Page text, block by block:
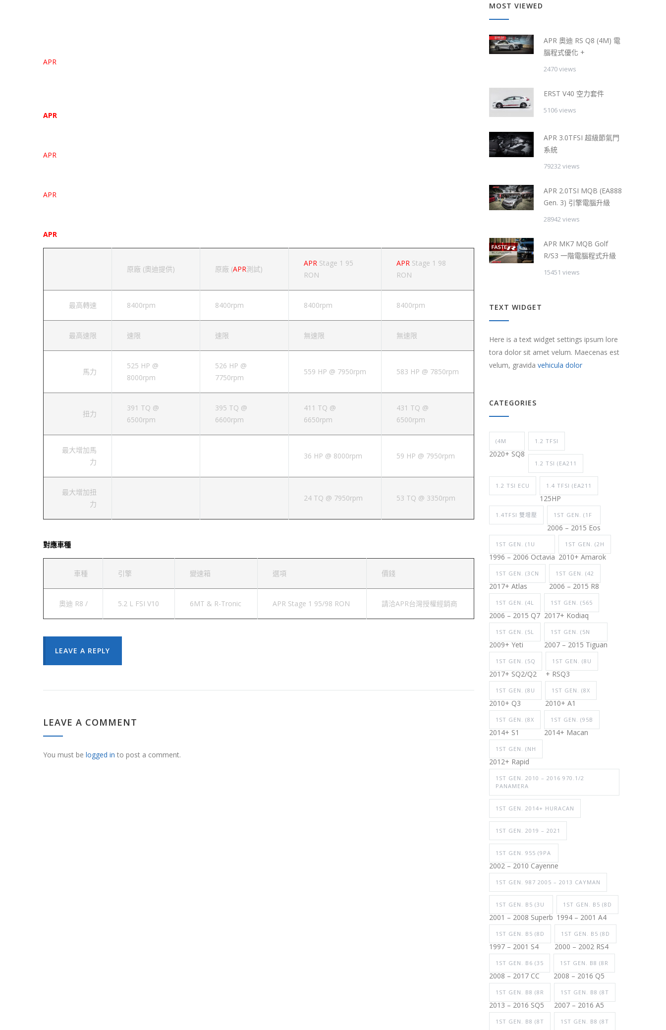
APR
APR
APR
APR
APR
原廠 (奧迪提供) 原廠 (APR測試)
APR Stage 1 95
RON
APR Stage 1 98
RON
最高轉速 8400rpm 8400rpm 8400rpm 8400rpm
最高速限 速限 速限 無速限 無速限
馬力
525 HP @
8000rpm
526 HP @
7750rpm
559 HP @ 7950rpm 583 HP @ 7850rpm
扭力
391 TQ @
6500rpm
395 TQ @
6600rpm
411 TQ @
6650rpm
431 TQ @
6500rpm
最大增加馬
力
36 HP @ 8000rpm 59 HP @ 7950rpm
最大增加扭
力
24 TQ @ 7950rpm 53 TQ @ 3350rpm
對應車種
車種 引擎 變速箱 選項 價錢
奧迪 R8 / 5.2 L FSI V10 6MT & R-Tronic APR Stage 1 95/98 RON 請洽APR台灣授權經銷商
LEAVE A REPLY
LEAVE A COMMENT
You must be logged in to post a comment.
MOST VIEWED
APR 奧迪 RS Q8 (4M) 電
腦程式優化 +
2470 views
ERST V40 空力套件
5106 views
APR 3.0TFSI 超級節氣門
系統
79232 views
APR 2.0TSI MQB (EA888
Gen. 3) 引擎電腦升級
28942 views
APR MK7 MQB Golf
R/S3 一階電腦程式升級
15451 views
TEXT WIDGET
Here is a text widget settings ipsum lore
tora dolor sit amet velum. Maecenas est
velum, gravida vehicula dolor
CATEGORIES
(4M
2020+ SQ8
1.2 TFSI
1.2 TSI (EA211
1.2 TSI ECU 1.4 TFSI (EA211
125HP
1.4TFSI 雙增壓 1ST GEN. (1F
2006 – 2015 Eos
1ST GEN. (1U
1996 – 2006 Octavia
1ST GEN. (2H
2010+ Amarok
1ST GEN. (3CN
2017+ Atlas
1ST GEN. (42
2006 – 2015 R8
1ST GEN. (4L
2006 – 2015 Q7
1ST GEN. (565
2017+ Kodiaq
1ST GEN. (5L
2009+ Yeti
1ST GEN. (5N
2007 – 2015 Tiguan
1ST GEN. (5Q
2017+ SQ2/Q2
1ST GEN. (8U
+ RSQ3
1ST GEN. (8U
2010+ Q3
1ST GEN. (8X
2010+ A1
1ST GEN. (8X
2014+ S1
1ST GEN. (95B
2014+ Macan
1ST GEN. (NH
2012+ Rapid
1ST GEN. 2010 – 2016 970.1/2
PANAMERA
1ST GEN. 2014+ HURACAN
1ST GEN. 2019 – 2021
1ST GEN. 955 (9PA
2002 – 2010 Cayenne
1ST GEN. 987 2005 – 2013 CAYMAN
1ST GEN. B5 (3U
2001 – 2008 Superb
1ST GEN. B5 (8D
1994 – 2001 A4
1ST GEN. B5 (8D
1997 – 2001 S4
1ST GEN. B5 (8D
2000 – 2002 RS4
1ST GEN. B6 (35
2008 – 2017 CC
1ST GEN. B8 (8R
2008 – 2016 Q5
1ST GEN. B8 (8R
2013 – 2016 SQ5
1ST GEN. B8 (8T
2007 – 2016 A5
1ST GEN. B8 (8T 1ST GEN. B8 (8T